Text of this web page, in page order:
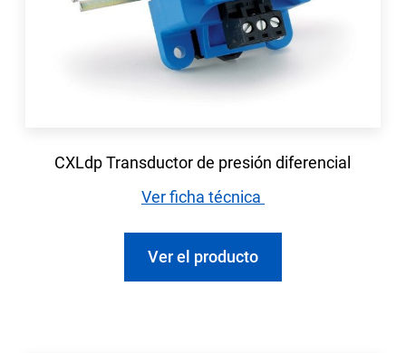
CXLdp Transductor de presión diferencial
Ver ficha técnica
Ver el producto